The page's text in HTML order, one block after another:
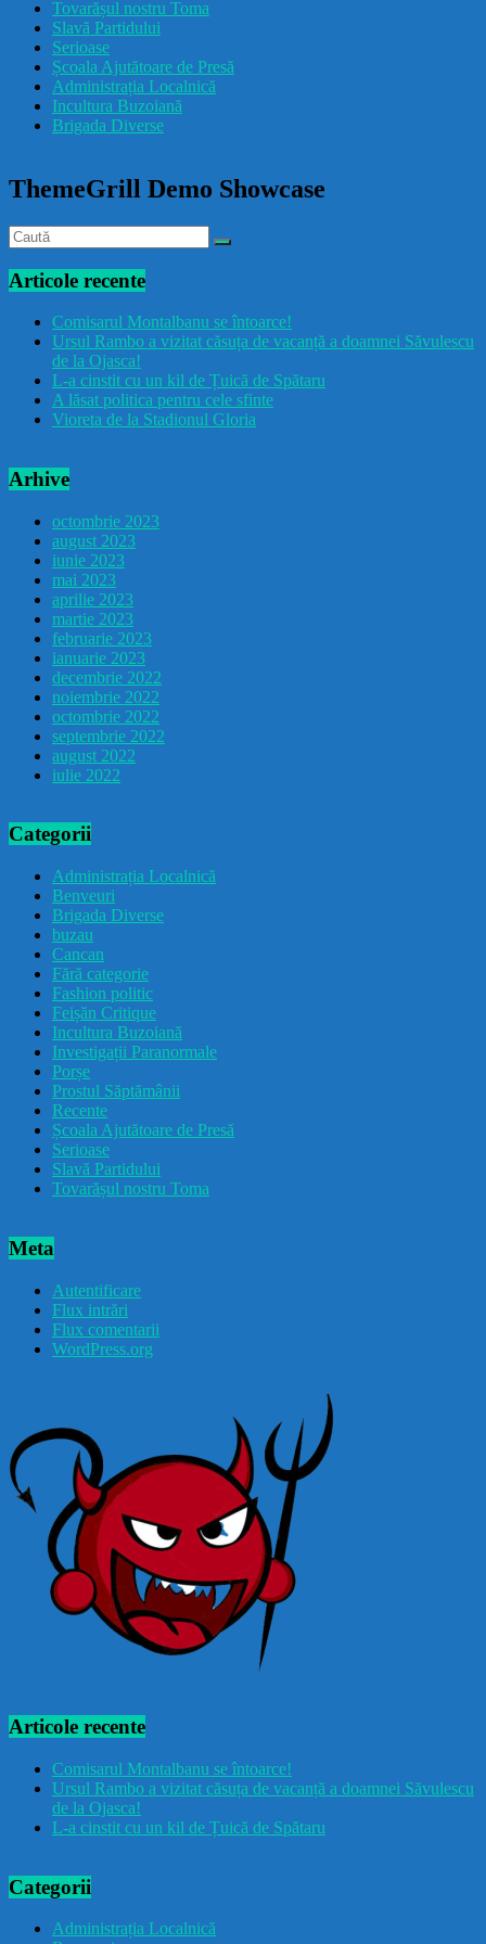
drăcușorulbuzoian
Tovarășul nostru Toma
Slavă Partidului
Serioase
Școala Ajutătoare de Presă
Administrația Localnică
Incultura Buzoiană
Brigada Diverse
ThemeGrill Demo Showcase
Articole recente
Comisarul Montalbanu se întoarce!
Ursul Rambo a vizitat căsuța de vacanță a doamnei Săvulescu
de la Ojasca!
L-a cinstit cu un kil de Țuică de Spătaru
A lăsat politica pentru cele sfinte
Vioreta de la Stadionul Gloria
Arhive
octombrie 2023
august 2023
iunie 2023
mai 2023
aprilie 2023
martie 2023
februarie 2023
ianuarie 2023
decembrie 2022
noiembrie 2022
octombrie 2022
septembrie 2022
august 2022
iulie 2022
Categorii
Administrația Localnică
Benveuri
Brigada Diverse
buzau
Cancan
Fără categorie
Fashion politic
Feișăn Critique
Incultura Buzoiană
Investigații Paranormale
Porșe
Prostul Săptămânii
Recente
Școala Ajutătoare de Presă
Serioase
Slavă Partidului
Tovarășul nostru Toma
Meta
Autentificare
Flux intrări
Flux comentarii
WordPress.org
Articole recente
Comisarul Montalbanu se întoarce!
Ursul Rambo a vizitat căsuța de vacanță a doamnei Săvulescu
de la Ojasca!
L-a cinstit cu un kil de Țuică de Spătaru
Categorii
Administrația Localnică